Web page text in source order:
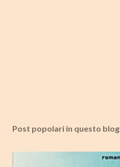
Post popolari in questo blog